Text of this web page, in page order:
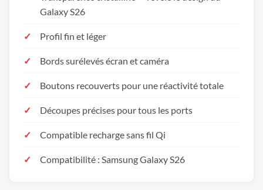
Galaxy S26
Profil fin et léger
Bords surélevés écran et caméra
Boutons recouverts pour une réactivité totale
Découpes précises pour tous les ports
Compatible recharge sans fil Qi
Compatibilité : Samsung Galaxy S26